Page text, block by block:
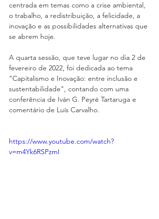
centrada em temas como a crise ambiental,
o trabalho, a redistribuição, a felicidade, a
inovação e as possibilidades alternativas que
se abrem hoje.
A quarta sessão, que teve lugar no dia 2 de
fevereiro de 2022, foi dedicada ao tema
"Capitalismo e Inovação: entre inclusão e
sustentabilidade", contando com uma
conferência de Iván G. Peyré Tartaruga e
comentário de Luís Carvalho.
https://www.youtube.com/watch?
v=m4Yk6RSPzmI